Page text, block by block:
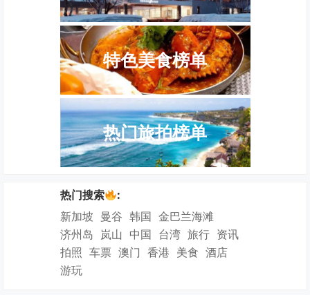
特色美食榜单
热门旅拍榜单
热门搜索
:
新加坡 曼谷 韩国 金巴兰海滩
济州岛 岚山 中国 台湾 旅行 资讯
拍照 车票 澳门 香港 美食 酒店
游玩